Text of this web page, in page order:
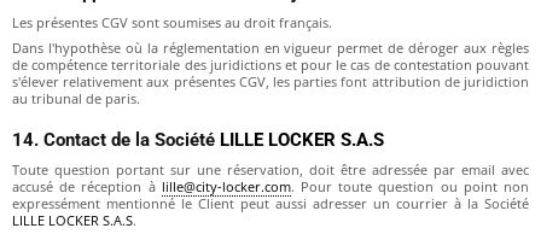
Les présentes CGV sont soumises au droit français.
Dans l'hypothèse où la réglementation en vigueur permet de déroger aux règles
de compétence territoriale des juridictions et pour le cas de contestation pouvant
s'élever relativement aux présentes CGV, les parties font attribution de juridiction
au tribunal de paris.
14. Contact de la Société LILLE LOCKER S.A.S
Toute question portant sur une réservation, doit être adressée par email avec
accusé de réception à lille@city-locker.com. Pour toute question ou point non
expressément mentionné le Client peut aussi adresser un courrier à la Société
LILLE LOCKER S.A.S.